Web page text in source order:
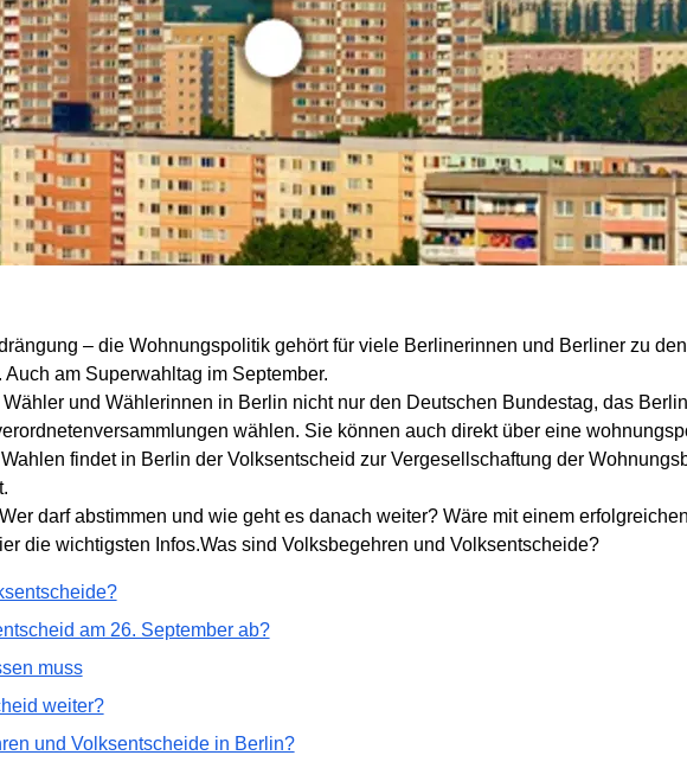
– die Wohnungspolitik gehört für viele Berlinerinnen und Berliner zu
am Superwahltag im September.
und Wählerinnen in Berlin nicht nur den Deutschen Bundestag, das
wählen. Sie können auch direkt über eine
findet in Berlin der Volksentscheid zur Vergesellschaftung der
darf abstimmen und wie geht es danach weiter? Wäre mit einem
die wichtigsten Infos.Was sind Volksbegehren und Volksentscheide?
am 26. September ab?
muss
weiter?
und Volksentscheide in Berlin?